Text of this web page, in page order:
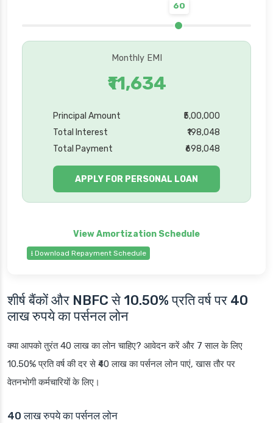
60
Monthly EMI
₹11,634
Principal Amount
₹5,00,000
Total Interest
₹198,048
Total Payment
₹698,048
APPLY FOR PERSONAL LOAN
⭳ Download Repayment Schedule
शीर्ष बैंकों और NBFC से 10.50% प्रति वर्ष पर 40
लाख रुपये का पर्सनल लोन
क्या आपको तुरंत 40 लाख का लोन चाहिए? आवेदन करें और 7 साल के लिए
10.50% प्रति वर्ष की दर से ₹40 लाख का पर्सनल लोन पाएं, खास तौर पर
वेतनभोगी कर्मचारियों के लिए।
40 लाख रुपये का पर्सनल लोन